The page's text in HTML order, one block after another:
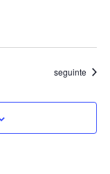
Eventos
seguinte